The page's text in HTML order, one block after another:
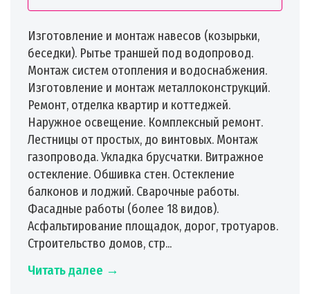
Изготовление и монтаж навесов (козырьки,
беседки). Рытье траншей под водопровод.
Монтаж систем отопления и водоснабжения.
Изготовление и монтаж металлоконструкций.
Ремонт, отделка квартир и коттеджей.
Наружное освещение. Комплексный ремонт.
Лестницы от простых, до винтовых. Монтаж
газопровода. Укладка брусчатки. Витражное
остекление. Обшивка стен. Остекление
балконов и лоджий. Сварочные работы.
Фасадные работы (более 18 видов).
Асфальтирование площадок, дорог, тротуаров.
Строительство домов, стр...
Читать далее →